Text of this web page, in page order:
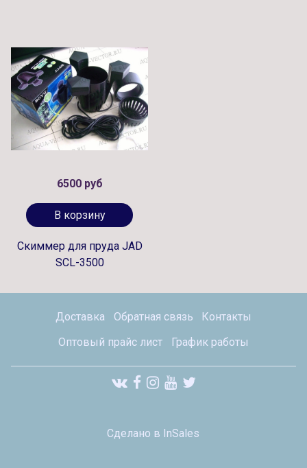
6500 руб
В корзину
Скиммер для пруда JAD
SCL-3500
Доставка Обратная связь
Контакты
Оптовый прайс лист
График работы
Сделано в InSales